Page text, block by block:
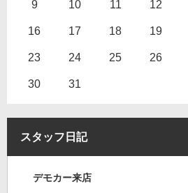
9 10 11 12
16 17 18 19
23 24 25 26
30 31
スタッフ日記
デモカー来店